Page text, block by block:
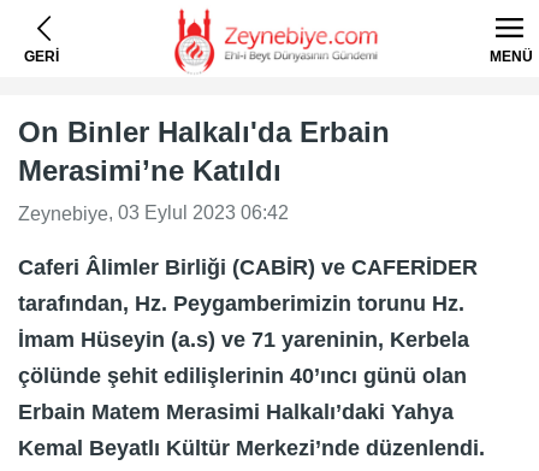
GERİ MENÜ
On Binler Halkalı'da Erbain
Merasimi’ne Katıldı
Zeynebiye, 03 Eylul 2023 06:42
Caferi Âlimler Birliği (CABİR) ve CAFERİDER
tarafından, Hz. Peygamberimizin torunu Hz.
İmam Hüseyin (a.s) ve 71 yareninin, Kerbela
çölünde şehit edilişlerinin 40’ıncı günü olan
Erbain Matem Merasimi Halkalı’daki Yahya
Kemal Beyatlı Kültür Merkezi’nde düzenlendi.